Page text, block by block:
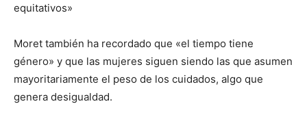
equitativos»
Moret también ha recordado que «el tiempo tiene
género» y que las mujeres siguen siendo las que asumen
mayoritariamente el peso de los cuidados, algo que
genera desigualdad.